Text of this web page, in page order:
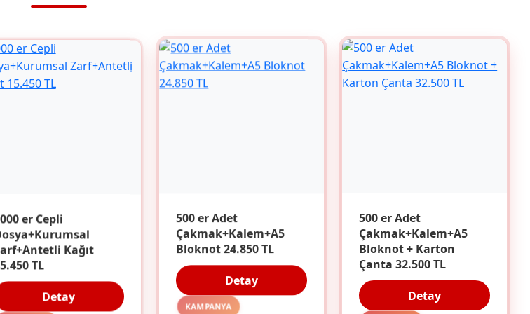
er Cepli
Kağıt
TL
Detay
500 er Adet
Çakmak+Kalem+A5
Bloknot 24.850 TL
Detay
KAMPANYA
500 er Adet
Çakmak+Kalem+A5
Bloknot + Karton
Çanta 32.500 TL
Detay